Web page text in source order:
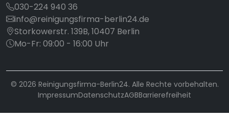
030-224 940 36
info@reinigungsfirma-berlin24.de
Storkowerstr. 139B, 10407 Berlin
Mo-Fr: 09:00 - 16:00 Uhr
© 2026 Reinigungsfirma-Berlin24. Alle Rechte vorbehalten.
ImpressumDatenschutzAGBBarrierefreiheit